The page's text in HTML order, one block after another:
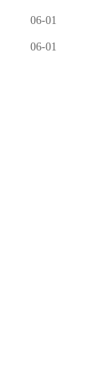
06-01
06-01